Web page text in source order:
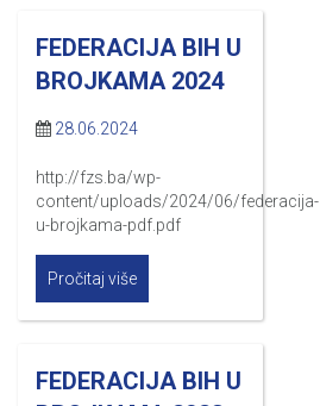
FEDERACIJA BIH U
BROJKAMA 2024
28.06.2024
http://fzs.ba/wp-
content/uploads/2024/06/federacija-
u-brojkama-pdf.pdf
Pročitaj više
FEDERACIJA BIH U